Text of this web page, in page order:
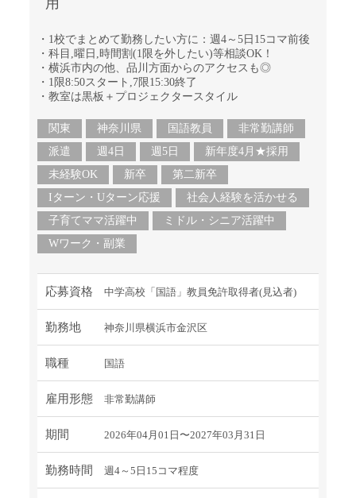
用
・1校でまとめて勤務したい方に：週4～5日15コマ前後
・科目,曜日,時間割(1限を外したい)等相談OK！
・横浜市内の他、品川方面からのアクセスも◎
・1限8:50スタート,7限15:30終了
・教室は黒板＋プロジェクタースタイル
関東 神奈川県 国語教員
非常勤講師
派遣
週4日 週5日
新年度4月★採用
未経験OK
新卒
第二新卒
Iターン・Uターン応援
社会人経験を活かせる
子育てママ活躍中
ミドル・シニア活躍中
Wワーク・副業
応募資格 中学高校「国語」教員免許取得者(見込者)
勤務地 神奈川県横浜市金沢区
職種 国語
雇用形態 非常勤講師
期間 2026年04月01日〜2027年03月31日
勤務時間 週4～5日15コマ程度